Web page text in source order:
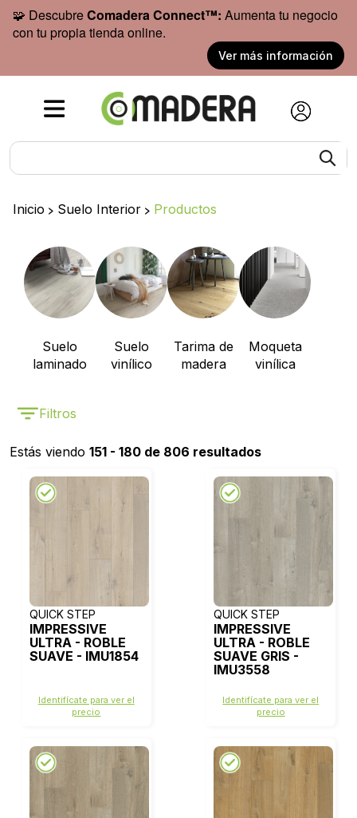
🧩 DescubreComadera Connect™: Aumenta tu negocio
con tu propia tienda online.
Ver más información
Inicio > Suelo Interior > Productos
Suelo
laminado
Suelo
vinílico
Tarima de
madera
Moqueta
vinílica
Filtros
Estás viendo 151 - 180 de 806 resultados
QUICK STEP
IMPRESSIVE
ULTRA - ROBLE
SUAVE - IMU1854
Identifícate para ver el
precio
QUICK STEP
IMPRESSIVE
ULTRA - ROBLE
SUAVE GRIS -
IMU3558
Identifícate para ver el
precio